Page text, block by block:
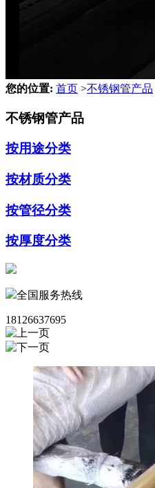
您的位置: 首页 >不锈钢管产品
不锈钢管产品
按用途分类
按材质分类
按管径分类
按厚度分类
全国服务热线
18126637695